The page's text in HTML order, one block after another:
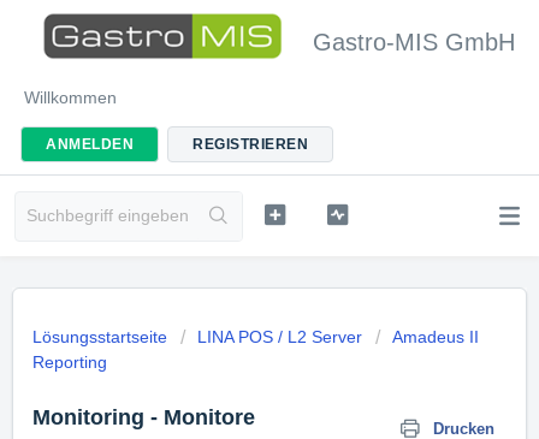
Gastro-MIS GmbH
Willkommen
ANMELDEN REGISTRIEREN
Lösungsstartseite LINA POS / L2 Server
Amadeus II
Reporting
Monitoring - Monitore
Drucken